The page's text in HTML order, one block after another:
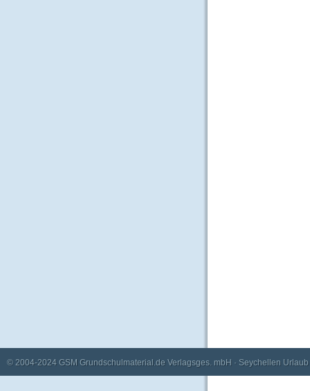
© 2004-2024 GSM Grundschulmaterial.de Verlagsges. mbH · Seychellen Urlaub